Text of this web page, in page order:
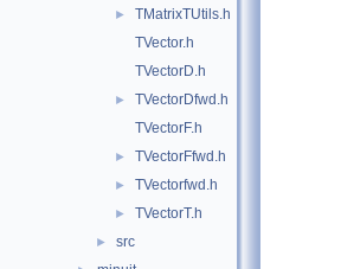
►
TMatrixTUtils.h
TVector.h
TVectorD.h
►
TVectorDfwd.h
TVectorF.h
► TVectorFfwd.h
► TVectorfwd.h
► TVectorT.h
► src